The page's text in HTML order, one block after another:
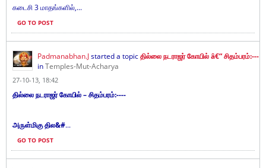
கடைசி 3 மாதங்களில்,...
GO TO POST
Padmanabhan.Jstarted a topicதில்லை நடராஜர் கோயில் â€“ சிதம்பரம்:---
inTemples-Mut-Acharya
27-10-13, 18:42
தில்லை நடராஜர் கோயில் – சிதம்பரம்:----
அருள்மிகு தில&#...
GO TO POST